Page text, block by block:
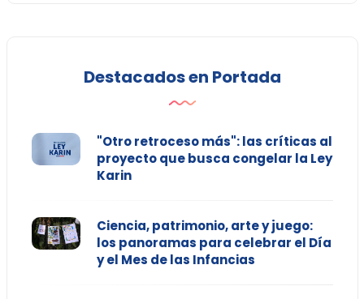
Destacados en Portada
"Otro retroceso más": las críticas al
proyecto que busca congelar la Ley
Karin
Ciencia, patrimonio, arte y juego:
los panoramas para celebrar el Día
y el Mes de las Infancias